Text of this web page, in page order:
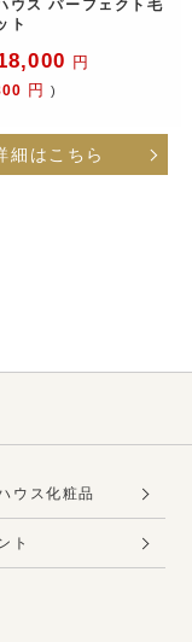
ウス パーフェクト毛
ト
円
円 )
細はこちら
ウス化粧品
ト